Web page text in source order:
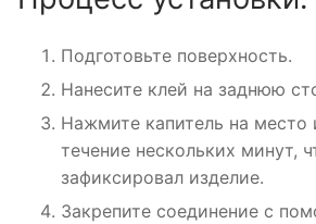
Подготовьте поверхность.
Нанесите клей на заднюю
Нажмите капитель на место
течение нескольких минут,
зафиксировал изделие.
Закрепите соединение с